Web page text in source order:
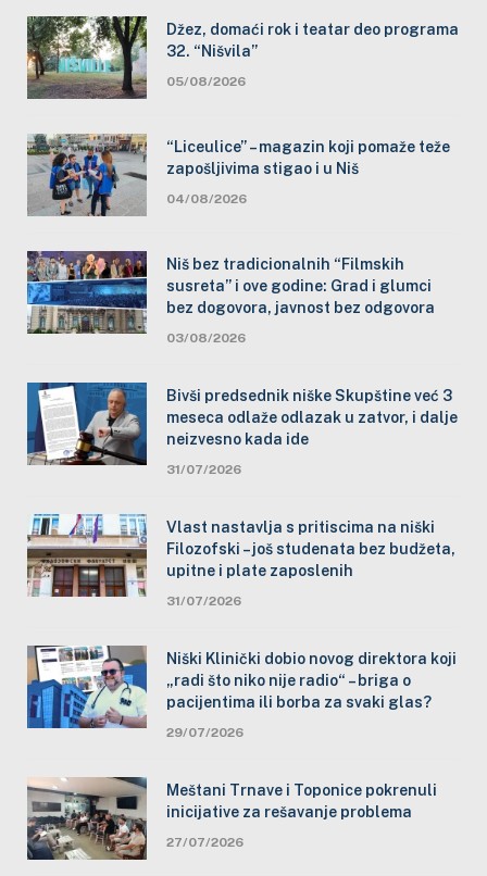
Džez, domaći rok i teatar deo programa
32. “Nišvila”
05/08/2026
“Liceulice” – magazin koji pomaže teže
zapošljivima stigao i u Niš
04/08/2026
Niš bez tradicionalnih “Filmskih
susreta” i ove godine: Grad i glumci
bez dogovora, javnost bez odgovora
03/08/2026
Bivši predsednik niške Skupštine već 3
meseca odlaže odlazak u zatvor, i dalje
neizvesno kada ide
31/07/2026
Vlast nastavlja s pritiscima na niški
Filozofski – još studenata bez budžeta,
upitne i plate zaposlenih
31/07/2026
Niški Klinički dobio novog direktora koji
„radi što niko nije radio“ – briga o
pacijentima ili borba za svaki glas?
29/07/2026
Meštani Trnave i Toponice pokrenuli
inicijative za rešavanje problema
27/07/2026